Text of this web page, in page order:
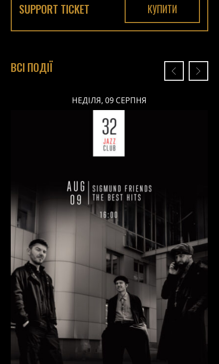
SUPPORT TICKET КУПИТИ
ВСІ ПОДІЇ
НЕДІЛЯ, 09 СЕРПНЯ
НЕДІЛЯ, 09 СЕРПНЯ
Ціна:
Виконавці: Павло Литвиненко (Рояль,) /Денис
Дудко (Бас, Олександр Люлякін (Барабани,) /